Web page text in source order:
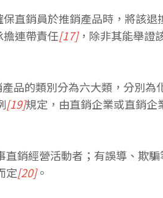
保直銷員於推銷產品時，將該退
連帶責任[17]，除非其能舉證
品的類別分為六大類，分別為
[19]規定，由直銷企業或直銷企
銷經營活動者；有誤導、欺
定[20]。